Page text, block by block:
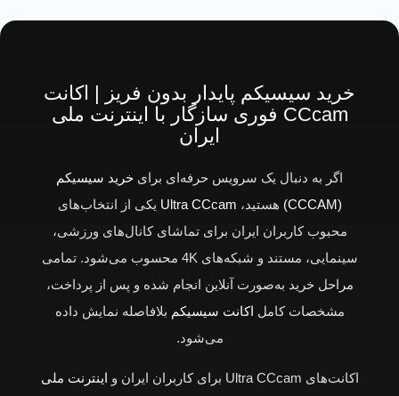
خرید سیسیکم پایدار بدون فریز | اکانت
CCcam فوری سازگار با اینترنت ملی
ایران
اگر به دنبال یک سرویس حرفه‌ای برای خرید سیسیکم
(CCCAM)
هستید، Ultra CCcam یکی از انتخاب‌های
محبوب کاربران ایران برای تماشای کانال‌های ورزشی،
سینمایی، مستند و شبکه‌های 4K محسوب می‌شود. تمامی
مراحل خرید به‌صورت آنلاین انجام شده و پس از پرداخت،
مشخصات کامل اکانت سیسیکم بلافاصله نمایش داده
می‌شود.
اکانت‌های Ultra CCcam برای کاربران ایران و
اینترنت ملی